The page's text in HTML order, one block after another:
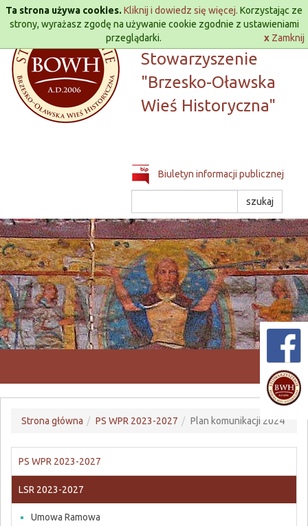
Ta strona używa cookies. Kliknij i dowiedz się więcej. Korzystając ze
strony, wyrażasz zgodę na używanie cookie zgodnie z ustawieniami
przeglądarki.
x Zamknij
Przejdź
Lokalna Grupa Działania
Stowarzyszenie
"Brzesko-Oławska
Wieś Historyczna"
Biuletyn informacji publicznej
Strona główna PS WPR 2023-2027 Plan komunikacji 2024
PS WPR 2023-2027
LSR 2023-2027
Umowa Ramowa